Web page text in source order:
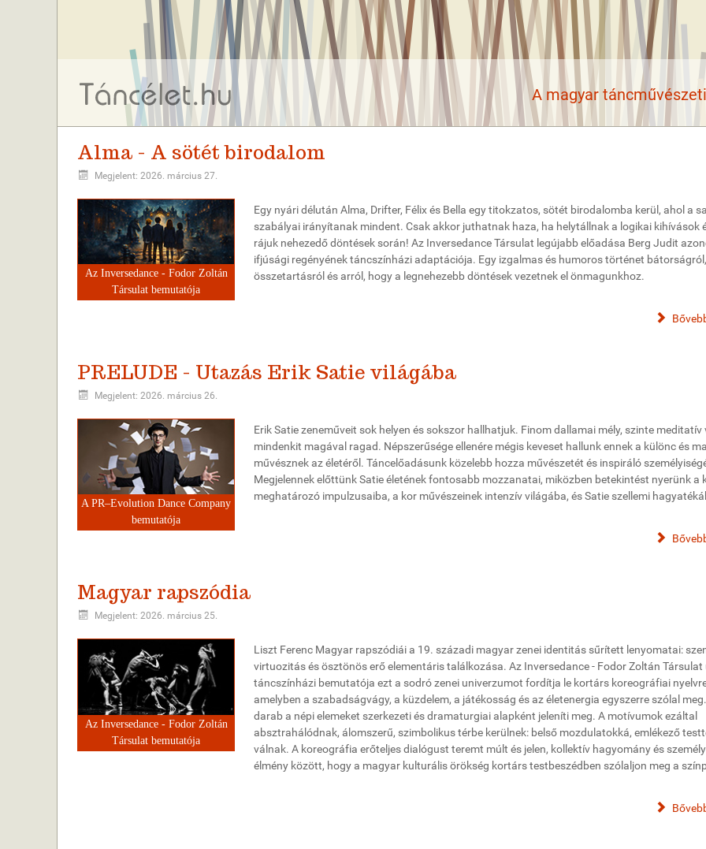
A magyar
Alma - A sötét birodalom
Megjelent: 2026. március 27.
Az Inversedance - Fodor Zoltán
Társulat bemutatója
Egy nyári délután Alma, Drifter, Félix és Bella egy titokzatos, sötét birodalomba kerül, ahol a
szabályai irányítanak mindent. Csak akkor juthatnak haza, ha helytállnak a logikai kihívások
rájuk nehezedő döntések során! Az Inversedance Társulat legújabb előadása Berg Judit
ifjúsági regényének táncszínházi adaptációja. Egy izgalmas és humoros történet bátorságról,
összetartásról és arról, hogy a legnehezebb döntések vezetnek el önmagunkhoz.
PRELUDE - Utazás Erik Satie világába
Megjelent: 2026. március 26.
A PR–Evolution Dance Company
bemutatója
Erik Satie zeneműveit sok helyen és sokszor hallhatjuk. Finom dallamai mély, szinte meditatív
mindenkit magával ragad. Népszerűsége ellenére mégis keveset hallunk ennek a különc és
művésznek az életéről. Táncelőadásunk közelebb hozza művészetét és inspiráló
Megjelennek előttünk Satie életének fontosabb mozzanatai, miközben betekintést nyerünk a
meghatározó impulzusaiba, a kor művészeinek intenzív világába, és Satie szellemi
Magyar rapszódia
Megjelent: 2026. március 25.
Az Inversedance - Fodor Zoltán
Társulat bemutatója
Liszt Ferenc Magyar rapszódiái a 19. századi magyar zenei identitás sűrített lenyomatai:
virtuozitás és ösztönös erő elementáris találkozása. Az Inversedance - Fodor Zoltán Társulat
táncszínházi bemutatója ezt a sodró zenei univerzumot fordítja le kortárs koreográfiai
amelyben a szabadságvágy, a küzdelem, a játékosság és az életenergia egyszerre szólal
darab a népi elemeket szerkezeti és dramaturgiai alapként jeleníti meg. A motívumok ezáltal
absztrahálódnak, álomszerű, szimbolikus térbe kerülnek: belső mozdulatokká, emlékező
válnak. A koreográfia erőteljes dialógust teremt múlt és jelen, kollektív hagyomány és
élmény között, hogy a magyar kulturális örökség kortárs testbeszédben szólaljon meg a